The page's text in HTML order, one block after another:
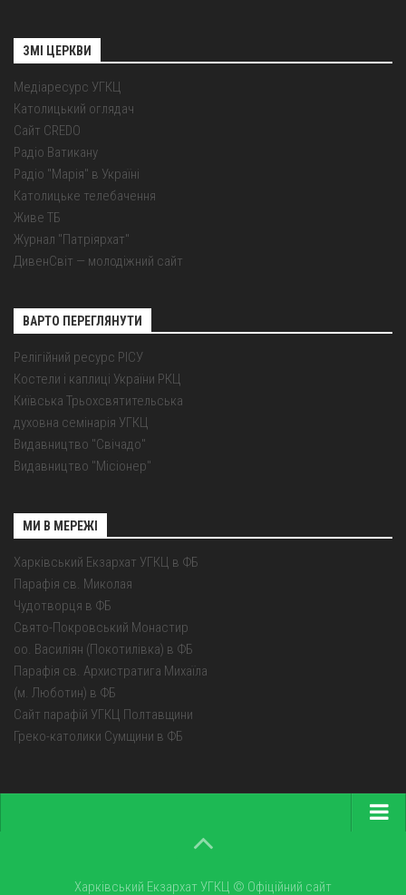
ЗМІ ЦЕРКВИ
Медіаресурс УГКЦ
Католицький оглядач
Сайт CREDO
Радіо Ватикану
Радіо "Марія" в Україні
Католицьке телебачення
Живе ТБ
Журнал "Патріярхат"
ДивенСвіт — молодіжний сайт
ВАРТО ПЕРЕГЛЯНУТИ
Релігійний ресурс РІСУ
Костели і каплиці України РКЦ
Київська Трьохсвятительська
духовна семінарія УГКЦ
Видавництво "Свічадо"
Видавництво "Місіонер"
МИ В МЕРЕЖІ
Харківський Екзархат УГКЦ в ФБ
Парафія св. Миколая
Чудотворця в ФБ
Свято-Покровський Монастир
оо. Василіян (Покотилівка) в ФБ
Парафія св. Архистратига Михаїла
(м. Люботин) в ФБ
Сайт парафій УГКЦ Полтавщини
Греко-католики Сумщини в ФБ
Про екзархатХарківський Екзархат УГКЦ © Офіційний сайт